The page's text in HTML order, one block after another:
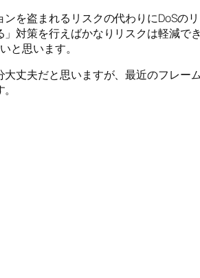
を盗まれるリスクの代わりにDoS
対策を行えばかなりリスクは軽減
と思います。
丈夫だと思いますが、最近のフレ